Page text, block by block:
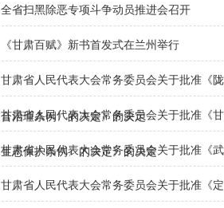
全省扫黑除恶专项斗争动员推进会召开
《甘肃百赋》新书首发式在兰州举行
甘肃省人民代表大会常务委员会关于批准《
合治理条例〉的决定》的决定
甘肃省人民代表大会常务委员会关于批准《
生态保护条例〉的决定》的决定
甘肃省人民代表大会常务委员会关于批准《
甘肃省人民代表大会常务委员会关于批准《